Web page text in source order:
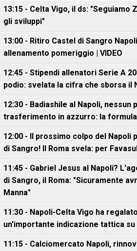
13:15 - Celta Vigo, il ds: "Seguiamo
gli sviluppi"
13:00 - Ritiro Castel di Sangro
allenamento pomeriggio | VIDEO
12:45 - Stipendi allenatori Serie A
podio: svelata la cifra che sborsa il
12:30 - Badiashile al Napoli, nessun
trasferimento in azzurro: la
12:00 - Il prossimo colpo del Napoli
di Sangro! Il Roma svela: per
11:45 - Gabriel Jesus al Napoli?
di Sangro, il Roma: "Sicuramente
Manna"
11:30 - Napoli-Celta Vigo ha
un'importante indicazione tattica su
11:15 - Calciomercato Napoli,